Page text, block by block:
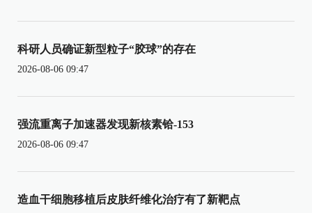
科研人员确证新型粒子“胶球”的存在
2026-08-06 09:47
强流重离子加速器发现新核素铪-153
2026-08-06 09:47
造血干细胞移植后皮肤纤维化治疗有了新靶点